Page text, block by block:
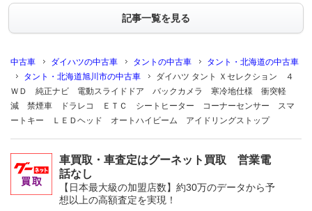
記事一覧を見る
中古車 ダイハツの中古車 タントの中古車
タント・北海道の中古車
タント・北海道旭川市の中古車
ダイハツ タント Ｘセレクション ４
ＷＤ 純正ナビ 電動スライドドア バックカメラ 寒冷地仕様 衝突軽
減 禁煙車 ドラレコ ＥＴＣ シートヒーター コーナーセンサー スマ
ートキー ＬＥＤヘッド オートハイビーム アイドリングストップ
車買取・車査定はグーネット買取 営業電
話なし
【日本最大級の加盟店数】約30万のデータから予
想以上の高額査定を実現！